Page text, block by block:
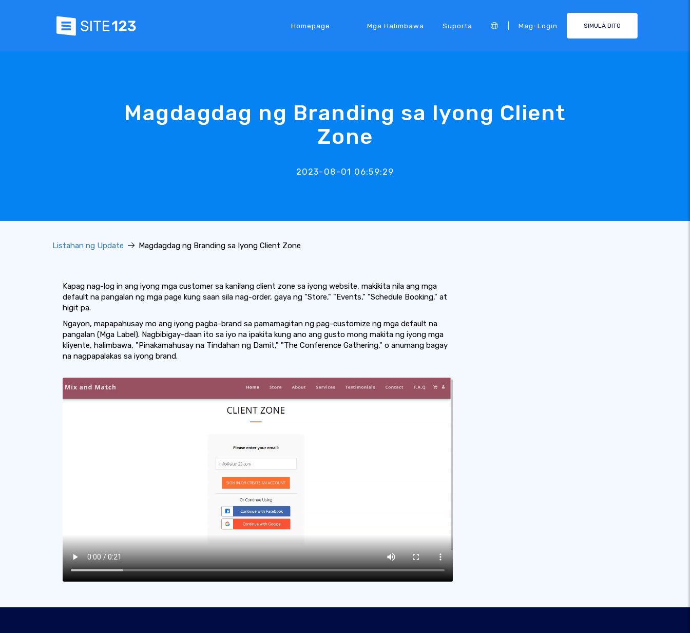
Homepage Mga Halimbawa Suporta Mag-Login SIMULA DITO
Magdagdag ng Branding sa Iyong Client
Zone
2023-08-01 06:59:29
Listahan ng Update Magdagdag ng Branding sa Iyong Client Zone
Kapag nag-log in ang iyong mga customer sa kanilang client zone sa iyong website, makikita nila ang mga
default na pangalan ng mga page kung saan sila nag-order, gaya ng "Store," "Events," "Schedule Booking," at
higit pa.
Ngayon, mapapahusay mo ang iyong pagba-brand sa pamamagitan ng pag-customize ng mga default na
pangalan (Mga Label). Nagbibigay-daan ito sa iyo na ipakita kung ano ang gusto mong makita ng iyong mga
kliyente, halimbawa, "Pinakamahusay na Tindahan ng Damit," "The Conference Gathering," o anumang bagay
na nagpapalakas sa iyong brand.